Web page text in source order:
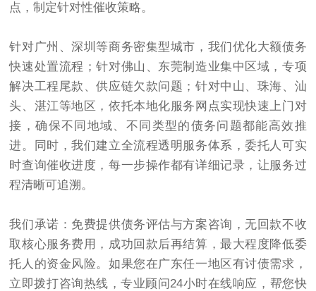
点，制定针对性催收策略。
针对广州、深圳等商务密集型城市，我们优化大额债务
快速处置流程；针对佛山、东莞制造业集中区域，专项
解决工程尾款、供应链欠款问题；针对中山、珠海、汕
头、湛江等地区，依托本地化服务网点实现快速上门对
接，确保不同地域、不同类型的债务问题都能高效推
进。同时，我们建立全流程透明服务体系，委托人可实
时查询催收进度，每一步操作都有详细记录，让服务过
程清晰可追溯。
我们承诺：免费提供债务评估与方案咨询，无回款不收
取核心服务费用，成功回款后再结算，最大程度降低委
托人的资金风险。如果您在广东任一地区有讨债需求，
立即拨打咨询热线，专业顾问24小时在线响应，帮您快